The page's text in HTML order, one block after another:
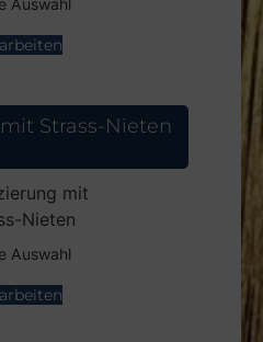
Auswahl
Strass-Nieten
Auswahl